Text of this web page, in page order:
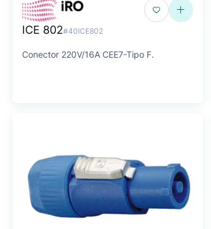
ICE 802#40ICE802
Conector 220V/16A CEE7-Tipo F.